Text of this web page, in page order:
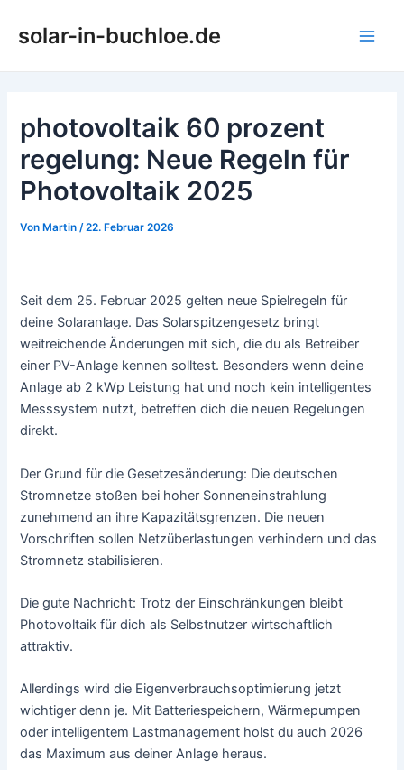
Inhaltsolar-in-buchloe.de
photovoltaik 60 prozent
regelung: Neue Regeln für
Photovoltaik 2025
VonMartin /22. Februar 2026
Seit dem 25. Februar 2025 gelten neue Spielregeln für
deine Solaranlage. Das Solarspitzengesetz bringt
weitreichende Änderungen mit sich, die du als Betreiber
einer PV-Anlage kennen solltest. Besonders wenn deine
Anlage ab 2 kWp Leistung hat und noch kein intelligentes
Messsystem nutzt, betreffen dich die neuen Regelungen
direkt.
Der Grund für die Gesetzesänderung: Die deutschen
Stromnetze stoßen bei hoher Sonneneinstrahlung
zunehmend an ihre Kapazitätsgrenzen. Die neuen
Vorschriften sollen Netzüberlastungen verhindern und das
Stromnetz stabilisieren.
Die gute Nachricht: Trotz der Einschränkungen bleibt
Photovoltaik für dich als Selbstnutzer wirtschaftlich
attraktiv.
Allerdings wird die Eigenverbrauchsoptimierung jetzt
wichtiger denn je. Mit Batteriespeichern, Wärmepumpen
oder intelligentem Lastmanagement holst du auch 2026
das Maximum aus deiner Anlage heraus.